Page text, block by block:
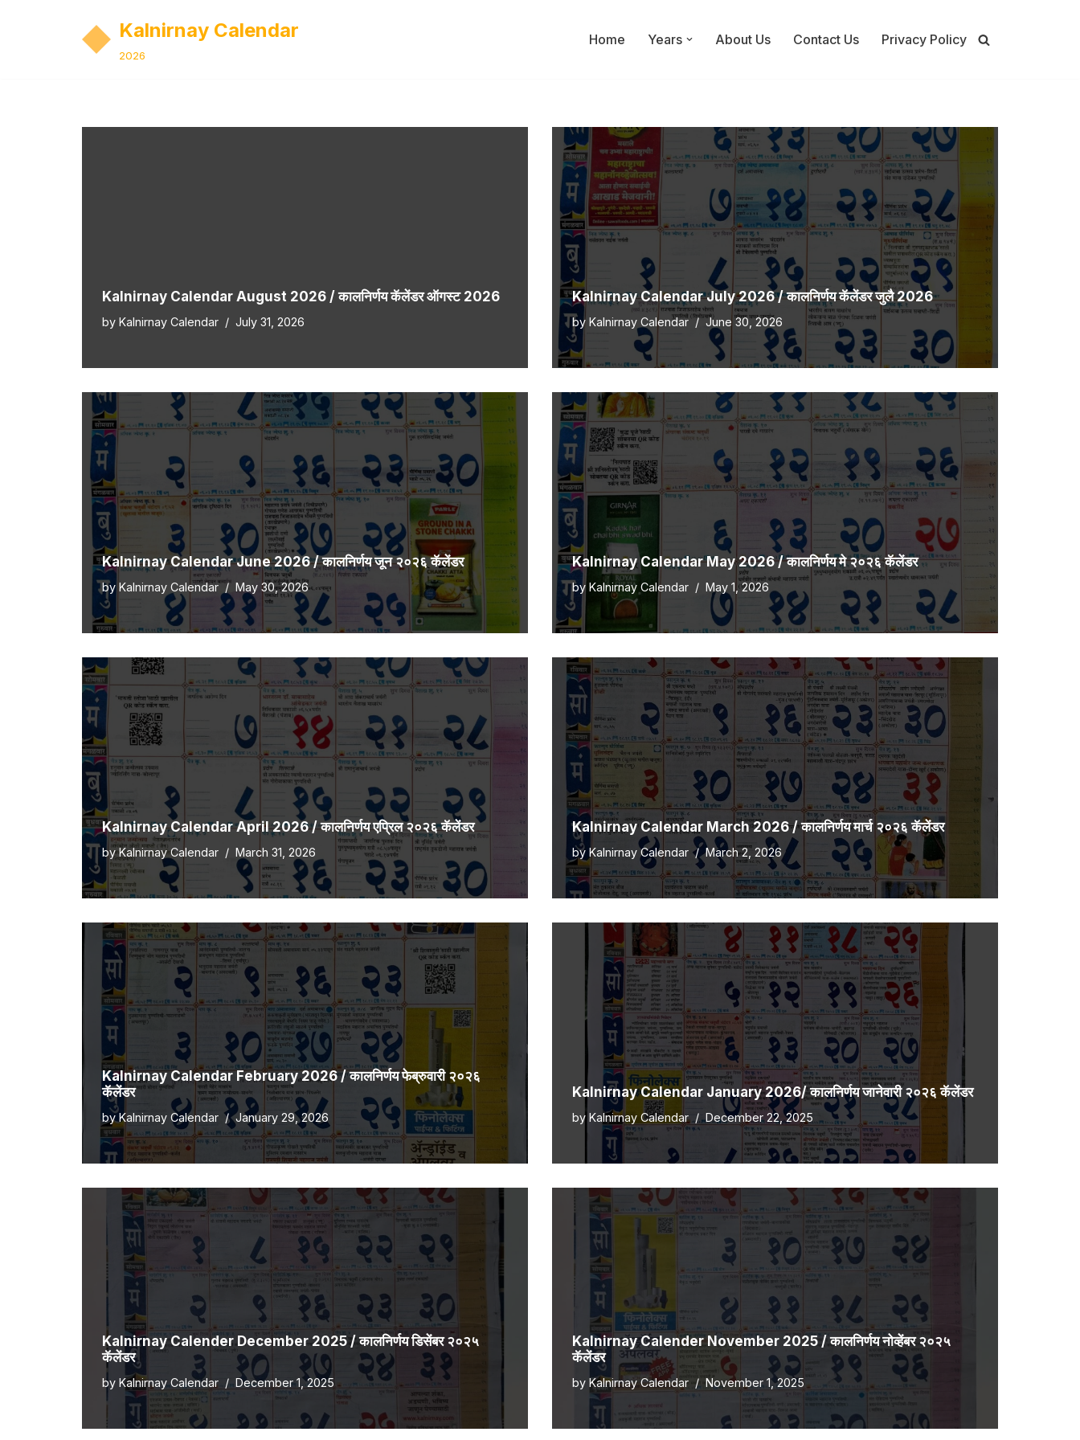
Kalnirnay Calendar
2026
Home Years About Us Contact Us Privacy Policy
Kalnirnay Calendar August 2026 / कालनिर्णय कॅलेंडर ऑगस्ट 2026
by Kalnirnay Calendar July 31, 2026
Kalnirnay Calendar July 2026 / कालनिर्णय कॅलेंडर जुलै 2026
by Kalnirnay Calendar June 30, 2026
Kalnirnay Calendar June 2026 / कालनिर्णय जून २०२६ कॅलेंडर
by Kalnirnay Calendar May 30, 2026
Kalnirnay Calendar May 2026 / कालनिर्णय मे २०२६ कॅलेंडर
by Kalnirnay Calendar May 1, 2026
Kalnirnay Calendar April 2026 / कालनिर्णय एप्रिल २०२६ कॅलेंडर
byKalnirnay Calendar March 31, 2026
Kalnirnay Calendar March 2026 / कालनिर्णय मार्च २०२६ कॅलेंडर
by Kalnirnay Calendar March 2, 2026
Kalnirnay Calendar February 2026 / कालनिर्णय फेब्रुवारी २०२६
कॅलेंडर
byKalnirnay Calendar January 29, 2026
Kalnirnay Calendar January 2026/ कालनिर्णय जानेवारी २०२६ कॅलेंडर
by Kalnirnay Calendar December 22, 2025
Kalnirnay Calender December 2025 / कालनिर्णय डिसेंबर २०२५
कॅलेंडर
by Kalnirnay Calendar December 1, 2025
Kalnirnay Calender November 2025 / कालनिर्णय नोव्हेंबर २०२५
कॅलेंडर
by Kalnirnay Calendar November 1, 2025